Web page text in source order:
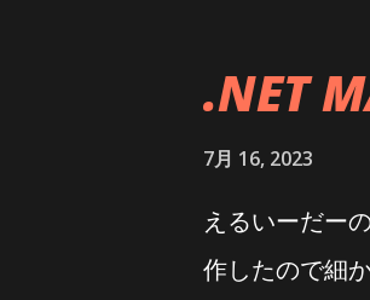
い・・・とは
Doxygen
だ始めただけ
いえば最近ド
.NET
7月 16, 2023
えるいーだー
作したので細